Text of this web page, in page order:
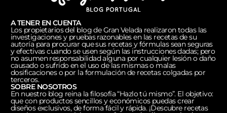
A TENER EN CUENTA
Los propietarios del blog de Gran Velada realizaron todas las
investigaciones y pruebas razonables en las recetas de su
autoría para procurar que sus recetas y fórmulas sean seguras
y efectivas cuando se usen según las instrucciones dadas; pero
no asumen responsabilidad alguna por cualquier lesión o daño
causado o sufrido en el uso de las mismas o malas
dosificaciones o por la formulación de recetas colgadas por
terceros.
SOBRE NOSOTROS
En nuestro blog reina la filosofía “Hazlo tú mismo”. El objetivo:
que con productos sencillos y económicos puedas crear
diseños exclusivos, de forma fácil y rápida. ¡Descubre recetas